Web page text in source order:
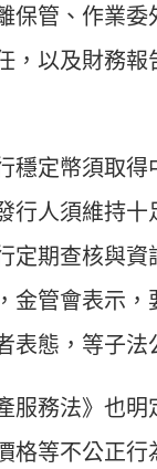
保管、作業委
，以及財務報
穩定幣須取得
行人須維持十
定期查核與資
金管會表示，
表態，等子法
服務法》也明
格等不公正行